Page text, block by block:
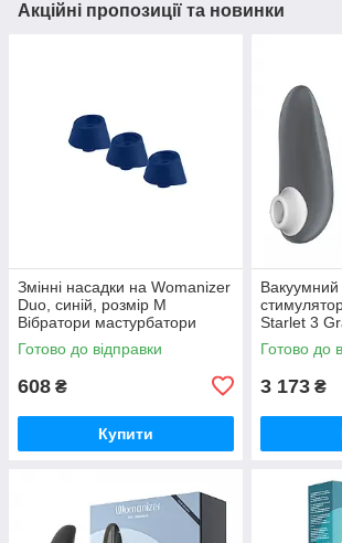
Акційні пропозиції та новинки
Змінні насадки на Womanizer
Duo, синій, розмір M
Вібратори мастурбатори
секс-шоп
Готово до відправки
608 ₴
Купити
Вакуумний
Starlet 3
Готово до
3 173 ₴